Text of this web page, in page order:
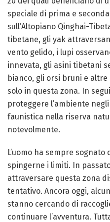
speciale di prima e
sull’Altopiano Qinghai-
tibetane, gli yak
vento gelido, i lupi
innevata, gli asini tibetani
bianco, gli orsi bruni e
solo in questa zona. In
proteggere l’ambiente
faunistica nella riserva
notevolmente.
L’uomo ha sempre
spingerne i limiti. In
attraversare questa zona
tentativo. Ancora oggi,
stanno cercando di
continuare l’avventura.